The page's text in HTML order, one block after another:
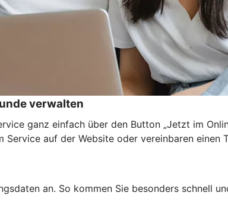
verwalten
ganz einfach über den Button „Jetzt im
auf der Website oder vereinbaren einen
an. So kommen Sie besonders schnell